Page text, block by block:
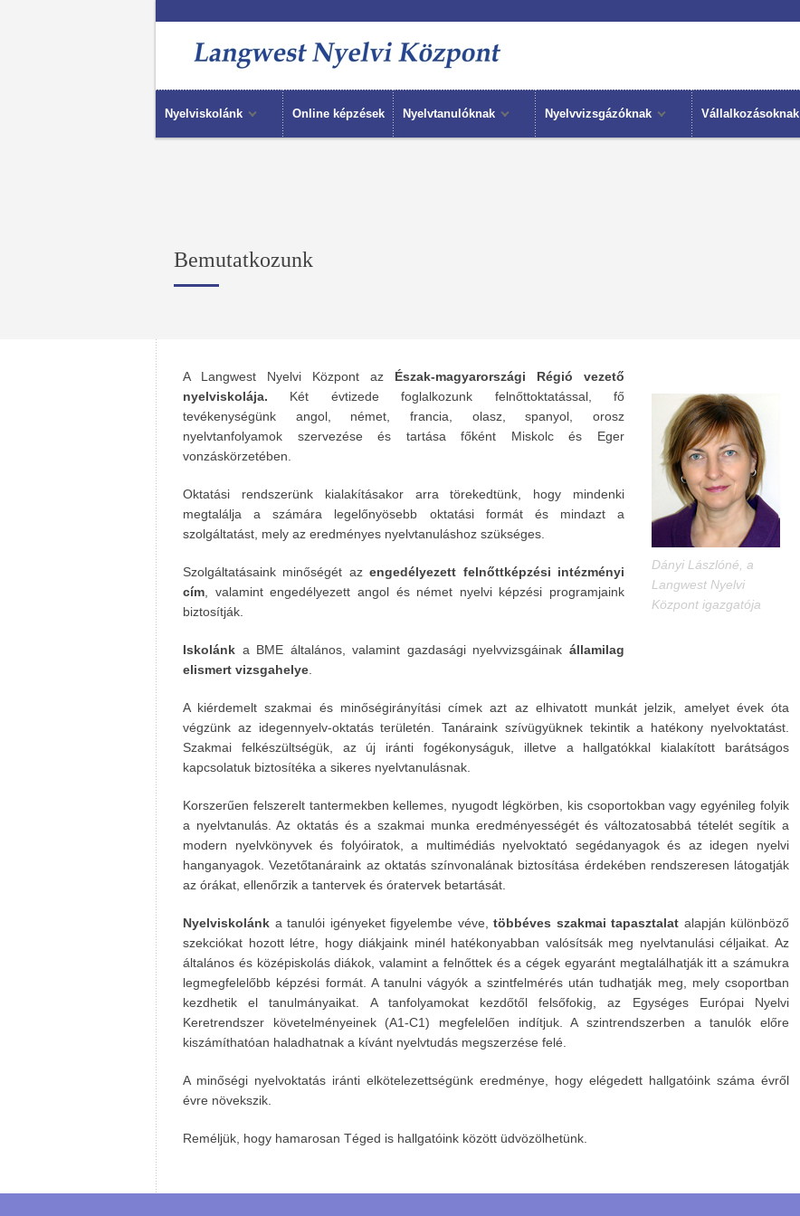
Nyelviskolánk Online képzések Nyelvtanulóknak Nyelvvizsgázóknak Vállalkozásoknak
Bemutatkozunk
Dányi Lászlóné, a
Langwest Nyelvi
Központ igazgatója
A Langwest Nyelvi Központ az Észak-magyarországi Régió vezető
nyelviskolája. Két évtizede foglalkozunk felnőttoktatással, fő
tevékenységünk angol, német, francia, olasz, spanyol, orosz
nyelvtanfolyamok szervezése és tartása főként Miskolc és Eger
vonzáskörzetében.
Oktatási rendszerünk kialakításakor arra törekedtünk, hogy mindenki
megtalálja a számára legelőnyösebb oktatási formát és mindazt a
szolgáltatást, mely az eredményes nyelvtanuláshoz szükséges.
Szolgáltatásaink minőségét azengedélyezett felnőttképzési intézményi
cím , valamint engedélyezett angol és német nyelvi képzési programjaink
biztosítják.
Iskolánk a BME általános, valamint gazdasági nyelvvizsgáinak államilag
elismert vizsgahelye
A kiérdemelt szakmai és minőségirányítási címek azt az elhivatott munkát jelzik, amelyet évek óta
végzünk az idegennyelv-oktatás területén. Tanáraink szívügyüknek tekintik a hatékony nyelvoktatást.
Szakmai felkészültségük, az új iránti fogékonyságuk, illetve a hallgatókkal kialakított barátságos
kapcsolatuk biztosítéka a sikeres nyelvtanulásnak.
Korszerűen felszerelt tantermekben kellemes, nyugodt légkörben, kis csoportokban vagy egyénileg folyik
a nyelvtanulás. Az oktatás és a szakmai munka eredményességét és változatosabbá tételét segítik a
modern nyelvkönyvek és folyóiratok, a multimédiás nyelvoktató segédanyagok és az idegen nyelvi
hanganyagok. Vezetőtanáraink az oktatás színvonalának biztosítása érdekében rendszeresen látogatják
az órákat, ellenőrzik a tantervek és óratervek betartását.
Nyelviskolánk a tanulói igényeket figyelembe véve, többéves szakmai tapasztalat alapján különböző
szekciókat hozott létre, hogy diákjaink minél hatékonyabban valósítsák meg nyelvtanulási céljaikat. Az
általános és középiskolás diákok, valamint a felnőttek és a cégek egyaránt megtalálhatják itt a számukra
legmegfelelőbb képzési formát. A tanulni vágyók a szintfelmérés után tudhatják meg, mely csoportban
kezdhetik el tanulmányaikat. A tanfolyamokat kezdőtől felsőfokig, az Egységes Európai Nyelvi
Keretrendszer követelményeinek (A1-C1) megfelelően indítjuk. A szintrendszerben a tanulók előre
kiszámíthatóan haladhatnak a kívánt nyelvtudás megszerzése felé.
A minőségi nyelvoktatás iránti elkötelezettségünk eredménye, hogy elégedett hallgatóink száma évről
évre növekszik.
Reméljük, hogy hamarosan Téged is hallgatóink között üdvözölhetünk.